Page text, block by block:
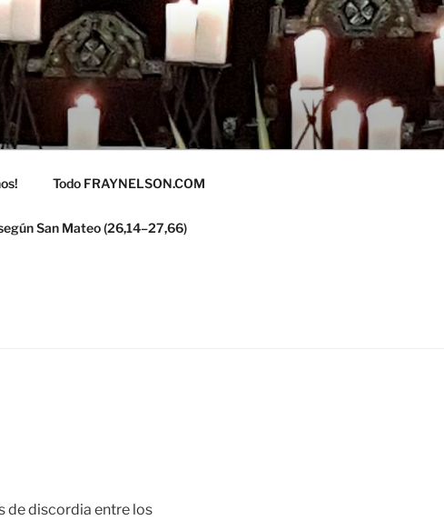
Todo FRAYNELSON.COM
San Mateo (26,14–27,66)
de discordia entre los